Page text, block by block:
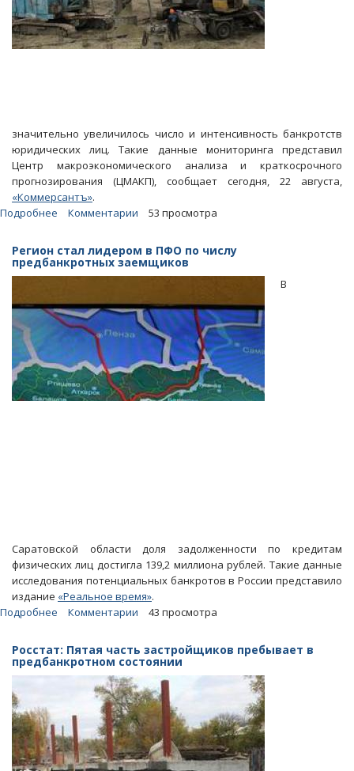
значительно увеличилось число и интенсивность банкротств
юридических лиц. Такие данные мониторинга представил
Центр макроэкономического анализа и краткосрочного
прогнозирования (ЦМАКП), сообщает сегодня, 22 августа,
«Коммерсантъ».
Подробнее
растет
число
в
сфере
строительства
торговли
Комментарии 53 просмотра
Регион стал лидером в ПФО по числу
предбанкротных заемщиков
В
Саратовской области доля задолженности по кредитам
физических лиц достигла 139,2 миллиона рублей. Такие данные
исследования потенциальных банкротов в России представило
издание «Реальное время».
Подробнее
стал
лидером
в
числу
предбанкротных
заемщиков
Комментарии 43 просмотра
Росстат: Пятая часть застройщиков пребывает в
предбанкротном состоянии